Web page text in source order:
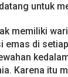
untuk
memiliki
emas di
Karena itu